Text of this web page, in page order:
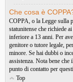
Che cosa è
COPPA, o la Legge sulla
statunitense che richiede
inferiore a 13 anni. Per
genitore o tutore legale,
minore. Se hai dubbi o
assistenza. Nota bene
punto di contatto per
Top